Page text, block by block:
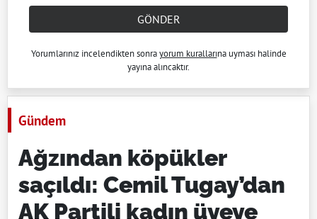
GÖNDER
Yorumlarınız incelendikten sonrayorum kurallarına uyması halinde
yayına alıncaktır.
Gündem
Ağzından köpükler
saçıldı: Cemil Tugay’dan
AK Partili kadın üyeye